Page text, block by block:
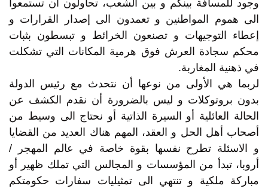
وجود للمسافة بينكم و بين الشعب، تحاولون أن تستمعوا
الى هموم المواطنين و تعمدون الى إصدار القرارات و
إعطاء التوجيهات و تصنعون الخرائط و تبسطون بثبات
محكم سجادة العرش فوق هرمية المكانات التي تشكلت
في ذهنية المغاربة.
لربما هي الأولى من نوعها أن نتحدث مع رئيس الدولة
بدون بروتوكلات و ليس بالضرورة أن نقدم الكشف عن
الحالة العائلية أو السيرة الذاتية أو نحتاج الى وسيط من
أصحاب أهل الحل و العقد، المهم هناك العديد من القضايا
و الاسئلة تطرح نفسها بقوة خاصة في عالم المهجر /
أروبا، تبدأ من المؤسسات و المجالس التي تملك ظهير أو
مباركة ملكية و تنتهي الى تمثيليات سفارات حكومتكم